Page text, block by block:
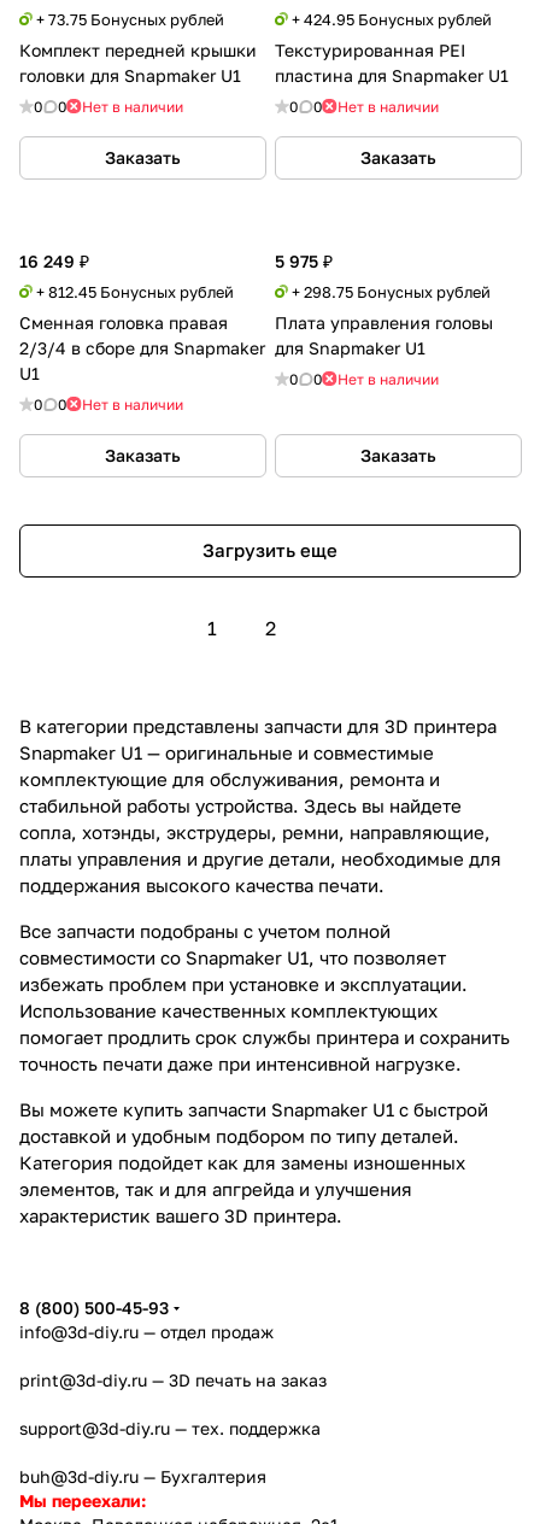
+ 73.75 Бонусных рублей
Комплект передней крышки
головки для Snapmaker U1
0 0 Нет в наличии
Заказать
+ 424.95 Бонусных рублей
Текстурированная PEI
пластина для Snapmaker U1
0 0 Нет в наличии
Заказать
16 249 ₽
+ 812.45 Бонусных рублей
Сменная головка правая
2/3/4 в сборе для Snapmaker
U1
0 0 Нет в наличии
Заказать
5 975 ₽
+ 298.75 Бонусных рублей
Плата управления головы
для Snapmaker U1
0 0 Нет в наличии
Заказать
Загрузить еще
1 2
В категории представлены запчасти для 3D принтера
Snapmaker U1 — оригинальные и совместимые
комплектующие для обслуживания, ремонта и
стабильной работы устройства. Здесь вы найдете
сопла, хотэнды, экструдеры, ремни, направляющие,
платы управления и другие детали, необходимые для
поддержания высокого качества печати.
Все запчасти подобраны с учетом полной
совместимости со Snapmaker U1, что позволяет
избежать проблем при установке и эксплуатации.
Использование качественных комплектующих
помогает продлить срок службы принтера и сохранить
точность печати даже при интенсивной нагрузке.
Вы можете купить запчасти Snapmaker U1 с быстрой
доставкой и удобным подбором по типу деталей.
Категория подойдет как для замены изношенных
элементов, так и для апгрейда и улучшения
характеристик вашего 3D принтера.
8 (800) 500-45-93
info@3d-diy.ru — отдел продаж
print@3d-diy.ru — 3D печать на заказ
support@3d-diy.ru — тех. поддержка
buh@3d-diy.ru — Бухгалтерия
Мы переехали: